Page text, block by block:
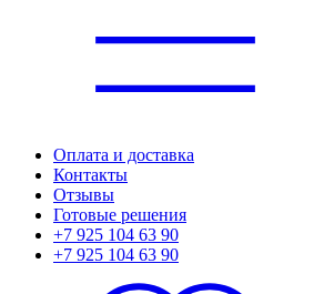
Оплата и доставка
Контакты
Отзывы
Готовые решения
+7 925 104 63 90
+7 925 104 63 90